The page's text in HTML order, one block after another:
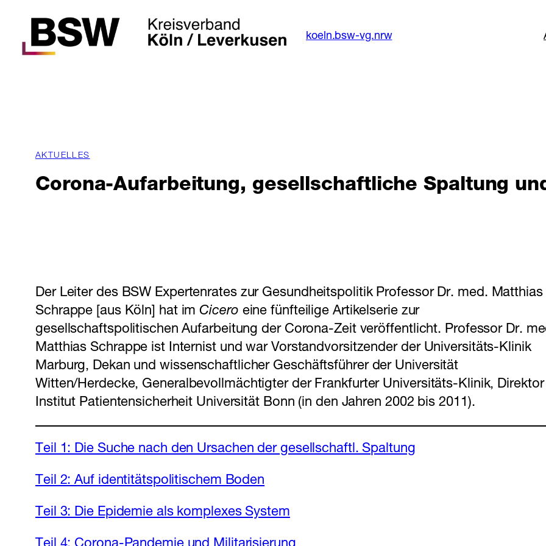
springen
koeln.bsw-vg.nrw
AKTUELLES
Corona-Aufarbeitung, gesellschaftliche Spaltung
Der Leiter des BSW Expertenrates zur Gesundheitspolitik Professor Dr. med. Matthias
Schrappe [aus Köln] hat imCicero eine fünfteilige Artikelserie zur
gesellschaftspolitischen Aufarbeitung der Corona-Zeit veröffentlicht. Professor Dr.
Matthias Schrappe ist Internist und war Vorstandvorsitzender der Universitäts-Klinik
Marburg, Dekan und wissenschaftlicher Geschäftsführer der Universität
Witten/Herdecke, Generalbevollmächtigter der Frankfurter Universitäts-Klinik, Direktor
Institut Patientensicherheit Universität Bonn (in den Jahren 2002 bis 2011).
Teil 1: Die Suche nach den Ursachen der gesellschaftl. Spaltung
Teil 2: Auf identitätspolitischem Boden
Teil 3: Die Epidemie als komplexes System